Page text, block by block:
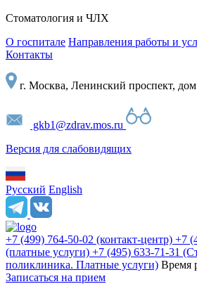
Стоматология и ЧЛХ
О госпитале Направления работы и
Контакты
г. Москва, Ленинский проспект,
gkb1@zdrav.mos.ru
Версия для слабовидящих
Русский English
+7 (499) 764-50-02 (контакт-центр) +7
(платные услуги) +7 (495) 633-71-31
поликлиника. Платные услуги) Время
Записаться на прием